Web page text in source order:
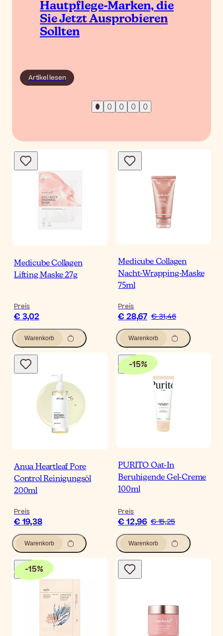
Hautpflege-Marken, die
Sie Jetzt Ausprobieren
Sollten
Artikel lesen
Medicube Collagen
Lifting Maske 27g
Preis
€ 3,02
Warenkorb
Medicube Collagen
Nacht-Wrapping-Maske
75ml
Preis
€ 28,67 € 31,46
Warenkorb
Anua Heartleaf Pore
Control Reinigungsöl
200ml
Preis
€ 19,38
Warenkorb
-15%
PURITO Oat-In
Beruhigende Gel-Creme
100ml
Preis
€ 12,96 € 15,25
Warenkorb
-15%